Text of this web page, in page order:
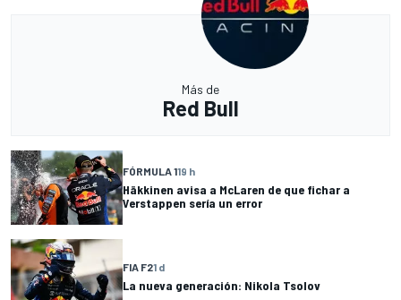
Más de
Red Bull
FÓRMULA 119 h
Häkkinen avisa a McLaren de que fichar a
Verstappen sería un error
FIA F21 d
La nueva generación: Nikola Tsolov